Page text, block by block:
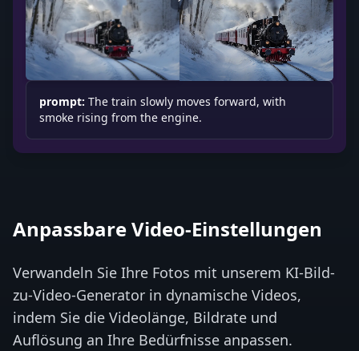
prompt: The train slowly moves forward, with
smoke rising from the engine.
Anpassbare Video-Einstellungen
Verwandeln Sie Ihre Fotos mit unserem KI-Bild-
zu-Video-Generator in dynamische Videos,
indem Sie die Videolänge, Bildrate und
Auflösung an Ihre Bedürfnisse anpassen.